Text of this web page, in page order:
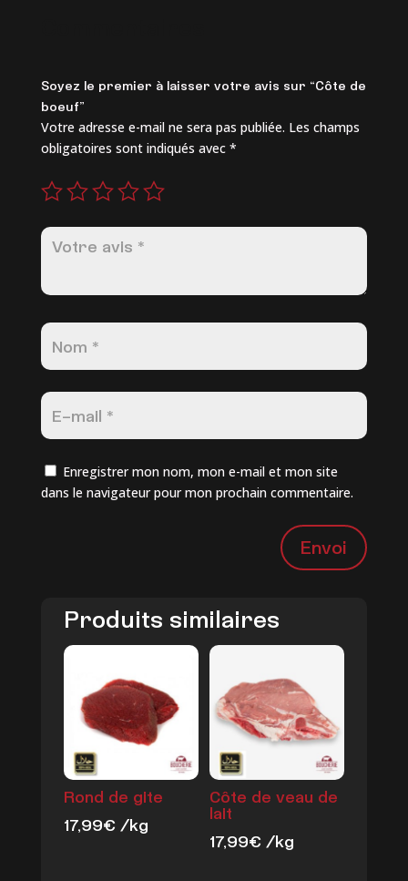
Soyez le premier à laisser votre avis sur “Côte de
boeuf”
Votre adresse e-mail ne sera pas publiée. Les champs
obligatoires sont indiqués avec *
Enregistrer mon nom, mon e-mail et mon site
dans le navigateur pour mon prochain commentaire.
Envoi
Produits similaires
Rond de gite
17,99€/kg
Côte de veau de
lait
17,99€/kg